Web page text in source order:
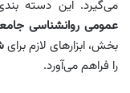
می‌گیرد. این دسته‌
عمومی روانشناسی
بخش، ابزارهای لازم برای
را فراهم می‌آورد.